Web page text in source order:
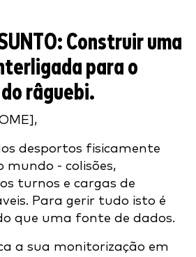
Construir uma
para o
râguebi.
desportos fisicamente
mundo - colisões,
turnos e cargas de
Para gerir tudo isto é
que uma fonte de dados.
a sua monitorização em